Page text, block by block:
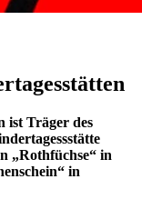
ist Träger des
„Rothfüchse“ in
in